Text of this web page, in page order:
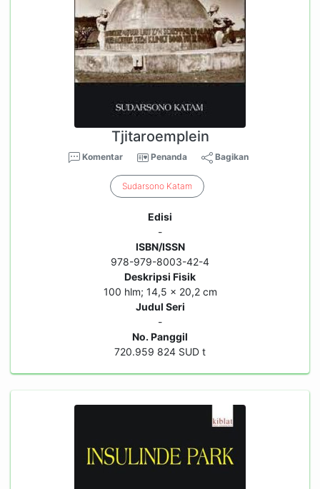
Tjitaroemplein
Komentar Penanda Bagikan
Sudarsono Katam
Edisi
-
ISBN/ISSN
978-979-8003-42-4
Deskripsi Fisik
100 hlm; 14,5 x 20,2 cm
Judul Seri
-
No. Panggil
720.959 824 SUD t